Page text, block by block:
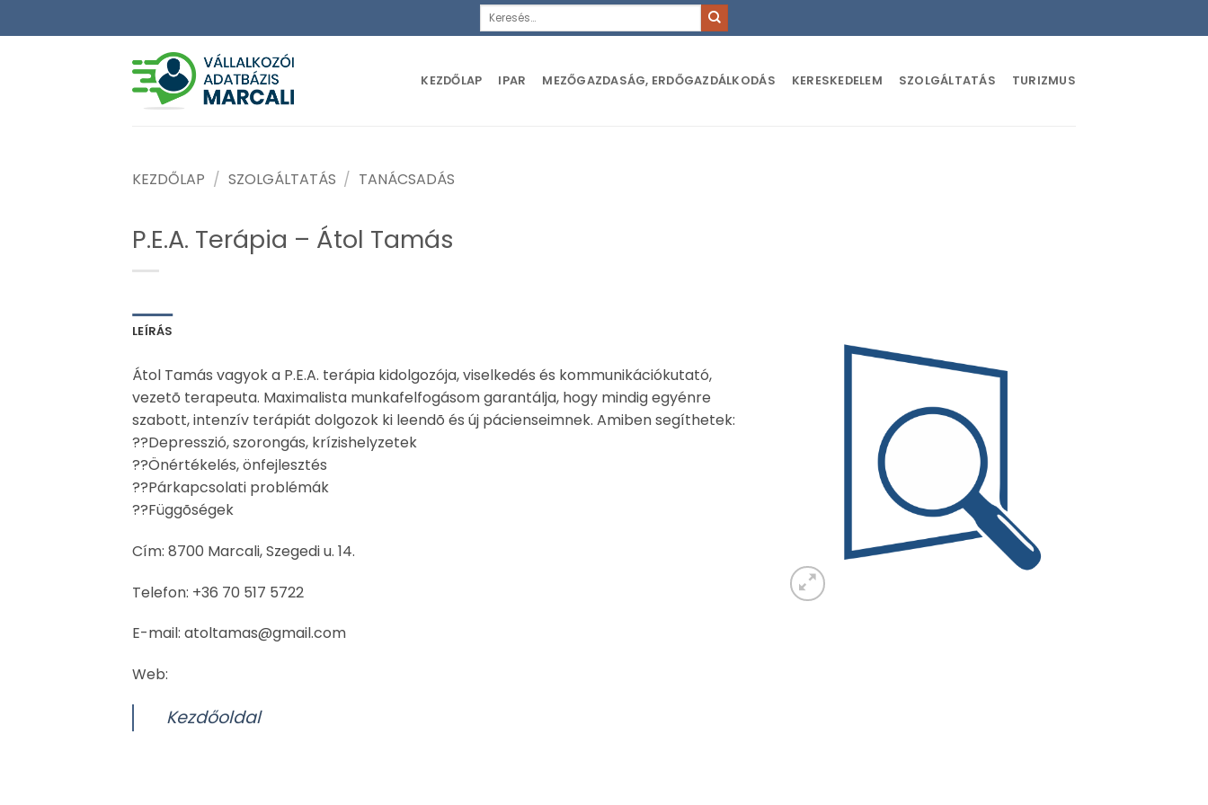
to
Keresés
KEZDŐLAP IPAR MEZŐGAZDASÁG, ERDŐGAZDÁLKODÁS KERESKEDELEM SZOLGÁLTATÁS TURIZMUS
KEZDŐLAP / SZOLGÁLTATÁS / TANÁCSADÁS
P.E.A. Terápia – Átol Tamás
LEÍRÁS
Átol Tamás vagyok a P.E.A. terápia kidolgozója, viselkedés és kommunikációkutató,
vezetõ terapeuta. Maximalista munkafelfogásom garantálja, hogy mindig egyénre
szabott, intenzív terápiát dolgozok ki leendõ és új pácienseimnek. Amiben segíthetek:
??Depresszió, szorongás, krízishelyzetek
??Önértékelés, önfejlesztés
??Párkapcsolati problémák
??Függõségek
Cím: 8700 Marcali, Szegedi u. 14.
Telefon: +36 70 517 5722
E-mail: atoltamas@gmail.com
Web:
Kezdőoldal